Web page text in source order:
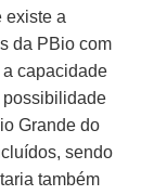
existe a
da PBio com
capacidade
possibilidade
Grande do
sendo
também